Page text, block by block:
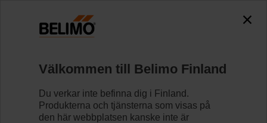
Linjära ställdon
Linjära spjällställdon är tillgängliga med flera olika
slaglängder för att uppfylla specifika applikationskrav.
Välkommen till Belimo Finland
Du verkar inte befinna dig i Finland.
Produkterna och tjänsterna som visas på
den här webbplatsen kanske inte är